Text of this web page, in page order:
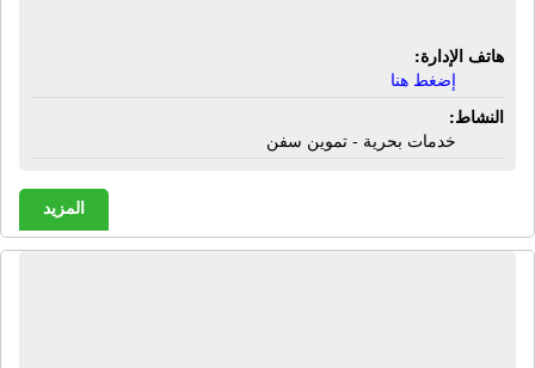
هاتف الإدارة:
إضغط هنا
النشاط:
خدمات بحرية - تموين سفن
المزيد